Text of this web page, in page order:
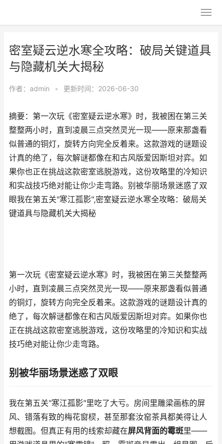
密室疑云逆水寒全攻略：破局关键道具
与隐藏机关大揭秘
作者： admin • 更新时间：2026-06-30
摘要：第一次玩《密室疑云逆水寒》时，我被困在第三关
整整两小时，直到凌晨三点突然灵光一现——原来那盏看
似普通的铜灯，旋转方向完全反着来。这款游戏的谜题设
计真的绝了，每次解谜都像在和古风版爱因斯坦对弈。如
果你也正在挑战这款密室逃脱游戏，这份攻略里的冷知识
和实战技巧绝对能让你少走弯路。别被华丽场景迷惑了双
眼我在第五关"寒江孤影",密室疑云逆水寒全攻略：破局关
键道具与隐藏机关大揭秘
第一次玩《密室疑云逆水寒》时，我被困在第三关整整两
小时，直到凌晨三点突然灵光一现——原来那盏看似普通
的铜灯，旋转方向完全反着来。这款游戏的谜题设计真的
绝了，每次解谜都像在和古风版爱因斯坦对弈。如果你也
正在挑战这款密室逃脱游戏，这份攻略里的冷知识和实战
技巧绝对能让你少走弯路。
别被华丽场景迷惑了双眼
我在第五关"寒江孤影"里吃了大亏。房间里雕梁画栋的屏
风、错落有致的梅花窗棂，甚至那套汝窑茶具都美得让人
想截图。但真正有用的线索却藏在屏风背面的霉斑里——